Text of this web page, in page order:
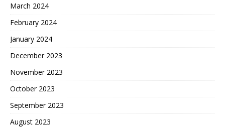
March 2024
February 2024
January 2024
December 2023
November 2023
October 2023
September 2023
August 2023